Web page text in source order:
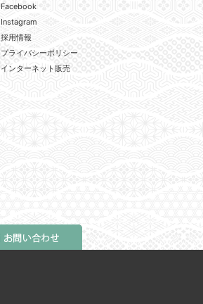
Facebook
Instagram
採用情報
プライバシーポリシー
インターネット販売